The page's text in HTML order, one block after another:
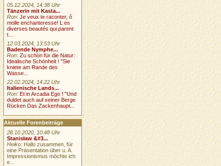
05.12.2024, 14:38 Uhr
Tänzerin mit Kasta...
Ron:Je veux te raconter, ô
molle enchanteresse! L es
diverses beautés qui parent
t...
12.03.2024, 13:53 Uhr
Badende Nymphe...
Ron:Zu schön für die Natur:
Idealische Schönheit ! "Sie
kniete am Rande des
Wasse...
22.02.2024, 14:22 Uhr
Italienische Lands...
Ron:Et in Arcadia Ego ! "Und
duldet auch auf seiner Berge
Rücken Das Zackenhaupt...
Aktuelle Forenbeiträge
28.10.2020, 10:48 Uhr
Stanisław &#3...
Heiko: Hallo zusammen, für
eine Präsentation über u. A.
Impressionismus möchte ich
e...